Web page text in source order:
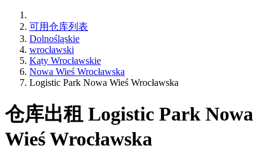
可用仓库列表
Dolnośląskie
wrocławski
Kąty Wrocławskie
Nowa Wieś Wrocławska
Logistic Park Nowa Wieś Wrocławska
仓库出租 Logistic Park Nowa
Wieś Wrocławska